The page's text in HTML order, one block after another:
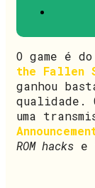
O game é
the Fallen
ganhou
qualidade.
uma
ROM hacks e